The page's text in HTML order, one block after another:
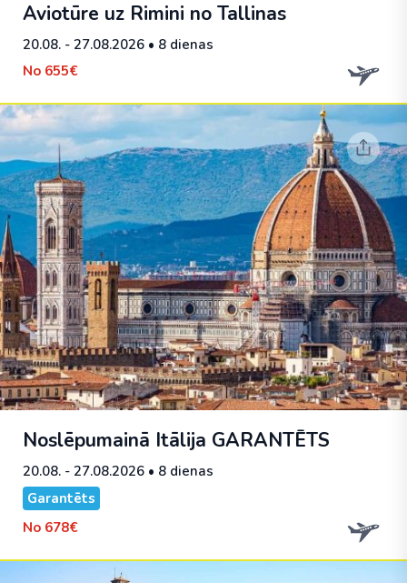
Aviotūre uz Rimini no Tallinas
20.08. - 27.08.2026 • 8 dienas
No 655€
Noslēpumainā Itālija GARANTĒTS
20.08. - 27.08.2026 • 8 dienas
Garantēts
No 678€